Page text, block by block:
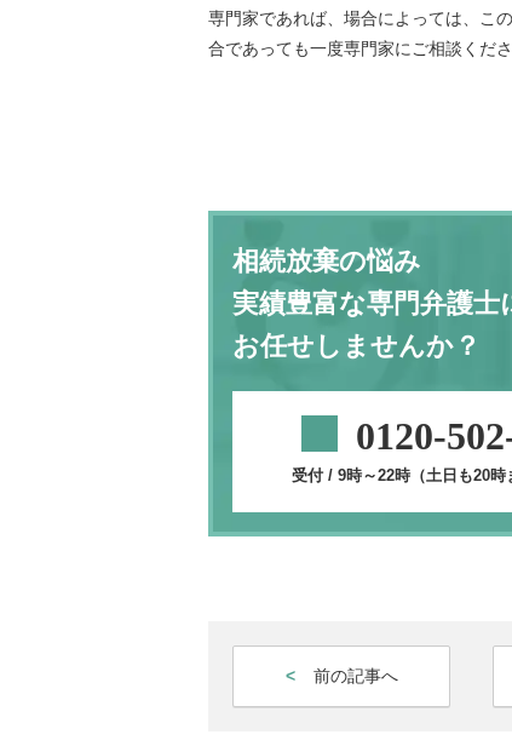
専門家であれば、場合によっては、こ
合であっても一度専門家にご相談くださ
相続放棄の悩み
実績豊富な専門弁護士
お任せしませんか？
0120-
受付 / 9時～22時（土日も20時
前の記事へ